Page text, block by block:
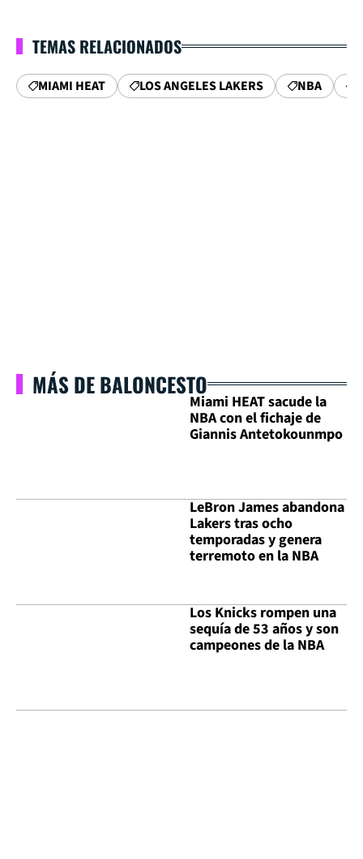
TEMAS RELACIONADOS
MIAMI HEAT LOS ANGELES LAKERS NBA
MÁS DE BALONCESTO
Miami HEAT sacude la
NBA con el fichaje de
Giannis Antetokounmpo
LeBron James abandona
Lakers tras ocho
temporadas y genera
terremoto en la NBA
Los Knicks rompen una
sequía de 53 años y son
campeones de la NBA